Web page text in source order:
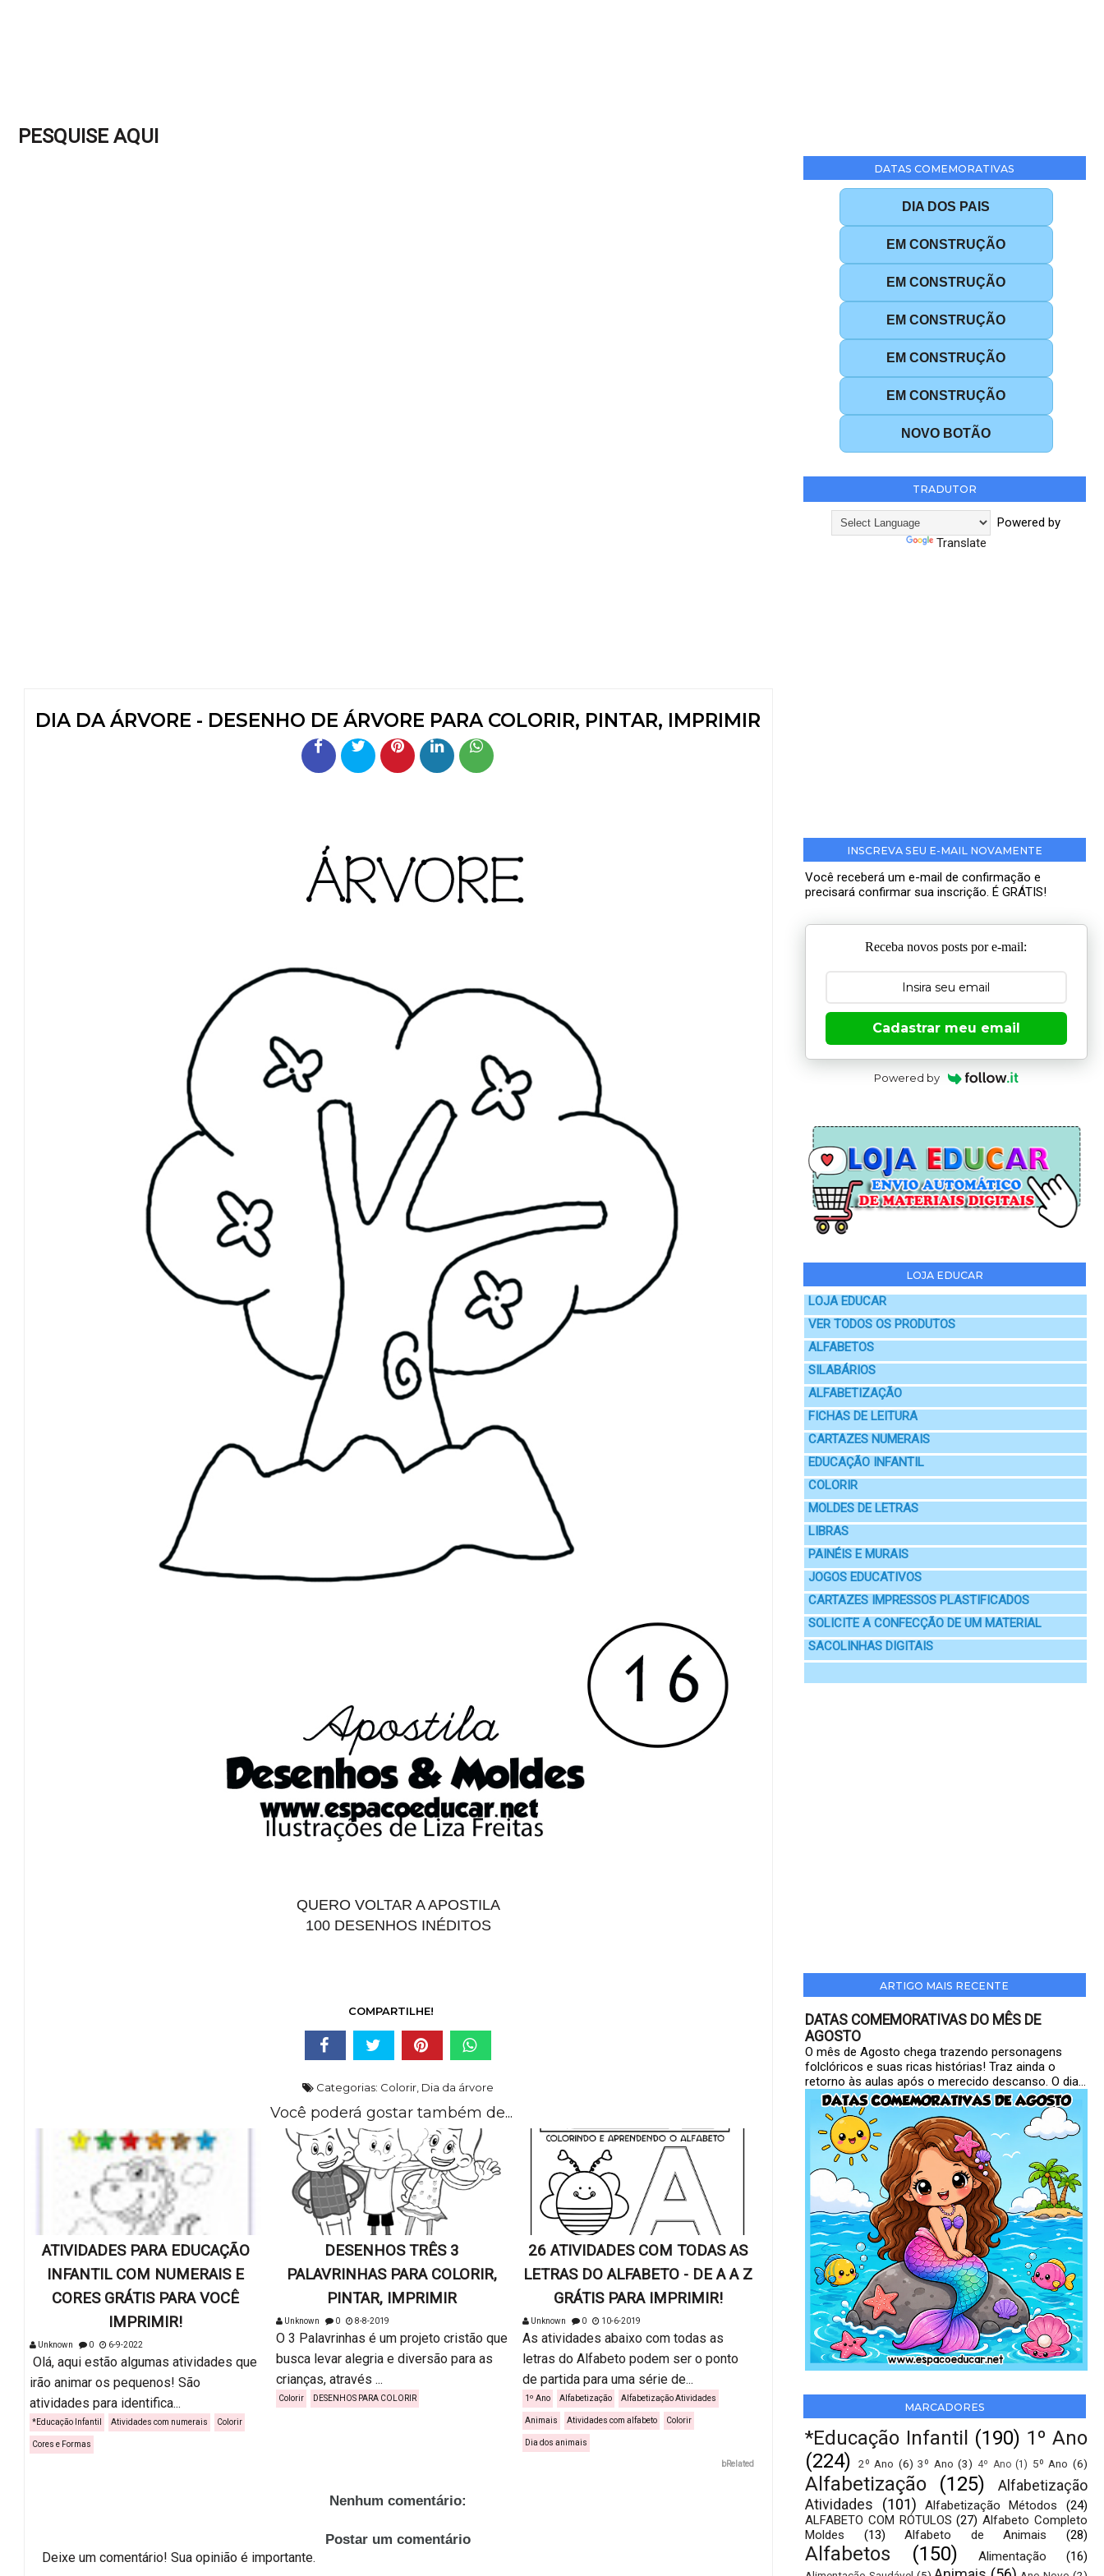
PESQUISE AQUI
DIA DA ÁRVORE - DESENHO DE ÁRVORE PARA COLORIR, PINTAR, IMPRIMIR
QUERO VOLTAR A APOSTILA
100 DESENHOS INÉDITOS
COMPARTILHE!
Categorias: Colorir, Dia da árvore
Você poderá gostar também de...
ATIVIDADES PARA EDUCAÇÃO
INFANTIL COM NUMERAIS E
CORES GRÁTIS PARA VOCÊ
IMPRIMIR!
Unknown 0 6-9-2022
Olá, aqui estão algumas atividades que
irão animar os pequenos! São
atividades para identifica...
*Educação Infantil Atividades com numerais Colorir
Cores e Formas
DESENHOS TRÊS 3
PALAVRINHAS PARA COLORIR,
PINTAR, IMPRIMIR
Unknown 0 8-8-2019
O 3 Palavrinhas é um projeto cristão que
busca levar alegria e diversão para as
crianças, através ...
Colorir DESENHOS PARA COLORIR
26 ATIVIDADES COM TODAS AS
LETRAS DO ALFABETO - DE A A Z
GRÁTIS PARA IMPRIMIR!
Unknown 0 10-6-2019
As atividades abaixo com todas as
letras do Alfabeto podem ser o ponto
de partida para uma série de...
1º Ano Alfabetização Alfabetização Atividades
Animais Atividades com alfabeto Colorir
Dia dos animais
bRelated
Nenhum comentário:
Postar um comentário
Deixe um comentário! Sua opinião é importante.
DATAS COMEMORATIVAS
DIA DOS PAIS
EM CONSTRUÇÃO
EM CONSTRUÇÃO
EM CONSTRUÇÃO
EM CONSTRUÇÃO
EM CONSTRUÇÃO
NOVO BOTÃO
TRADUTOR
Powered by
Translate
INSCREVA SEU E-MAIL NOVAMENTE
Você receberá um e-mail de confirmação e
precisará confirmar sua inscrição. É GRÁTIS!
Receba novos posts por e-mail:
Cadastrar meu email
Powered by
LOJA EDUCAR
LOJA EDUCAR
VER TODOS OS PRODUTOS
ALFABETOS
SILABÁRIOS
ALFABETIZAÇÃO
FICHAS DE LEITURA
CARTAZES NUMERAIS
EDUCAÇÃO INFANTIL
COLORIR
MOLDES DE LETRAS
LIBRAS
PAINÉIS E MURAIS
JOGOS EDUCATIVOS
CARTAZES IMPRESSOS PLASTIFICADOS
SOLICITE A CONFECÇÃO DE UM MATERIAL
SACOLINHAS DIGITAIS
ARTIGO MAIS RECENTE
DATAS COMEMORATIVAS DO MÊS DE
AGOSTO
O mês de Agosto chega trazendo personagens
folclóricos e suas ricas histórias! Traz ainda o
retorno às aulas após o merecido descanso. O dia...
MARCADORES
*Educação Infantil (190) 1º Ano
(224)
2º Ano (6) 3º Ano (3) 4º Ano (1) 5º Ano (6)
Alfabetização (125)
Alfabetização
Atividades
(101) Alfabetização Métodos
(24)
ALFABETO COM RÓTULOS (27) Alfabeto Completo
Moldes
(13) Alfabeto de Animais (28)
Alfabetos (150) Alimentação (16)